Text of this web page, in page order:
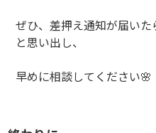
ぜひ、差押え通知が届いた
と思い出し、
早めに相談してください🌸